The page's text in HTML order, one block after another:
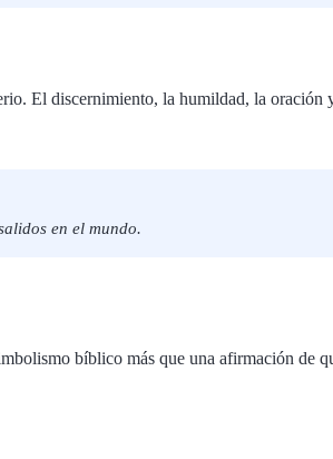
El discernimiento, la humildad, la
en el mundo.
bíblico más que una afirmación de